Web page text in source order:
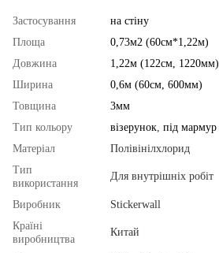
Застосування
на стіну
Площа
0,73м2 (60см*1,22м)
Довжина
1,22м (122см, 1220мм)
Ширина
0,6м (60см, 600мм)
Товщина
3мм
Тип кольору
візерунок, під мармур
Матеріал
Полівінілхлорид
Тип
використання
Для внутрішніх робіт
Виробник
Stickerwall
Країні
виробництва
Китай